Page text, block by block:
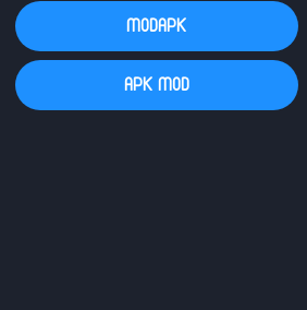
MODAPK
APK MOD